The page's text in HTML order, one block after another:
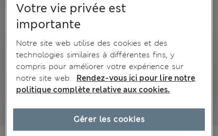
Votre vie privée est
importante
Notre site web utilise des cookies et des
technologies similaires à différentes fins, y
compris pour améliorer votre expérience sur
notre site web.
Rendez-vous ici pour lire notre
politique complète relative aux cookies.
Gérer les cookies